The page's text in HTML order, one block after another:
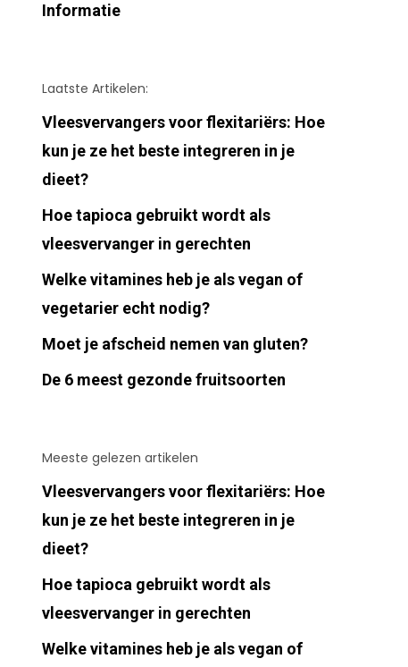
Informatie
Laatste Artikelen:
Vleesvervangers voor flexitariërs: Hoe
kun je ze het beste integreren in je
dieet?
Hoe tapioca gebruikt wordt als
vleesvervanger in gerechten
Welke vitamines heb je als vegan of
vegetarier echt nodig?
Moet je afscheid nemen van gluten?
De 6 meest gezonde fruitsoorten
Meeste gelezen artikelen
Vleesvervangers voor flexitariërs: Hoe
kun je ze het beste integreren in je
dieet?
Hoe tapioca gebruikt wordt als
vleesvervanger in gerechten
Welke vitamines heb je als vegan of